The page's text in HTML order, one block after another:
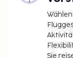
Die oben
alle
enthalten
Sie